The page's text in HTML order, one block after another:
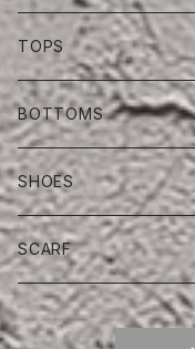
TOPS
BOTTOMS
SHOES
SCARF